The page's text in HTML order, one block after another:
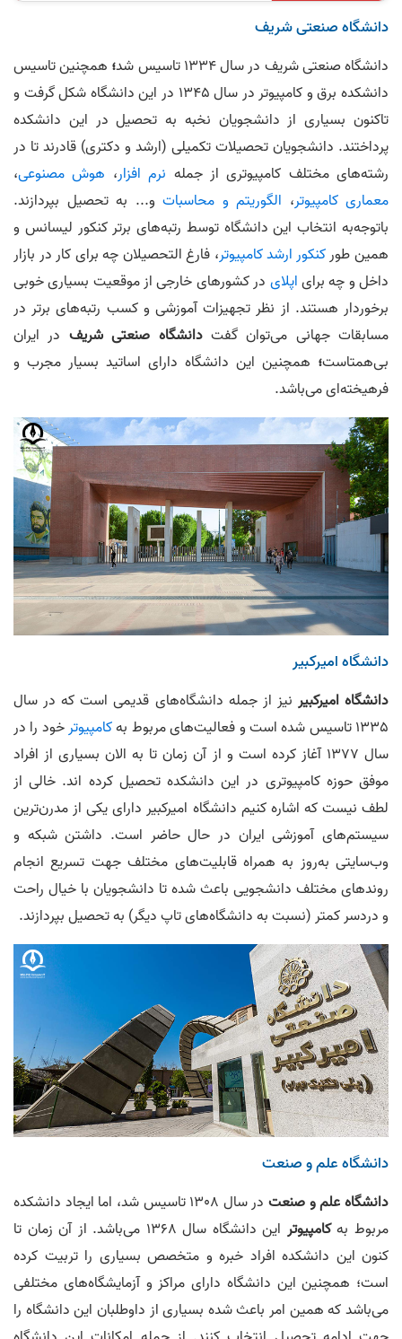
دانشگاه صنعتی شریف
دانشگاه صنعتی شریف در سال 1334 تاسیس شد ؛ همچنین تاسیس
دانشکده برق و کامپیوتر در سال 1345 در این دانشگاه شکل گرفت و
تاکنون بسیاری از دانشجویان نخبه به تحصیل در این دانشکده
پرداختند. دانشجویان تحصیلات تکمیلی (ارشد و دکتری) قادرند تا در
رشته‌های مختلف کامپیوتری از جمله نرم افزار، هوش مصنوعی،
معماری کامپیوتر، الگوریتم و محاسبات و... به تحصیل بپردازند.
باتوجه‌به انتخاب این دانشگاه توسط رتبه‌های برتر کنکور لیسانس و
همین طورکنکور ارشد کامپیوتر، فارغ التحصیلان چه برای کار در بازار
داخل و چه برایاپلای در کشور‌های خارجی از موقعیت بسیاری خوبی
برخوردار هستند. از نظر تجهیزات آموزشی و کسب رتبه‌های برتر در
مسابقات جهانی می‌توان گفتدانشگاه صنعتی شریف در ایران
بی‌همتاست؛ همچنین این دانشگاه دارای اساتید بسیار مجرب و
فرهیخته‌ای می‌باشد.
دانشگاه امیرکبیر
دانشگاه امیرکبیر نیز از جمله دانشگاه‌های قدیمی است که در سال
1335 تاسیس شده است و فعالیت‌های مربوط به
کامپیوترخود را در
سال 1377 آغاز کرده است و از آن زمان تا به الان بسیاری از افراد
موفق حوزه کامپیوتری در این دانشکده تحصیل کرده اند. خالی از
لطف نیست که اشاره کنیم دانشگاه امیرکبیر دارای یکی از مدرن‌ترین
سیستم‌های آموزشی ایران در حال حاضر است. داشتن شبکه و
وب‌سایتی به‌روز به همراه قابلیت‌های مختلف جهت تسریع انجام
روند‌های مختلف دانشجویی باعث شده تا دانشجویان با خیال راحت
و دردسر کمتر (نسبت به دانشگاه‌های تاپ دیگر) به تحصیل بپردازند.
دانشگاه علم و صنعت
دانشگاه علم و صنعت
در سال 1308 تاسیس شد، اما ایجاد دانشکده
مربوط بهکامپیوتر
این دانشگاه سال 1368 می‌باشد. از آن زمان تا
کنون این دانشکده افراد خبره و متخصص بسیاری را تربیت کرده
است؛ همچنین این دانشگاه دارای مراکز و آزمایشگاه‌های مختلفی
می‌باشد که همین امر باعث شده بسیاری از داوطلبان این دانشگاه را